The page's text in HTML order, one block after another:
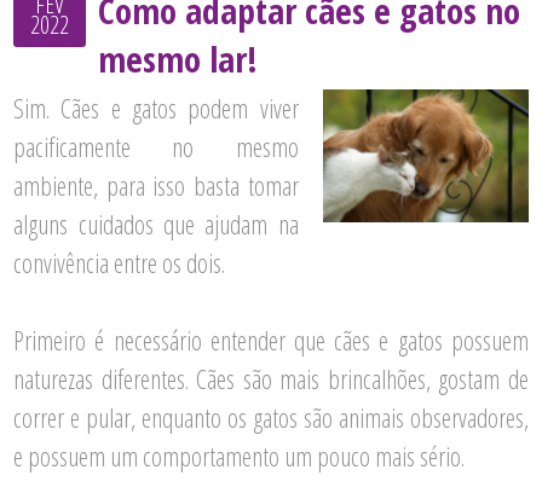
2022
Como adaptar cães e gatos no
mesmo lar!
Sim. Cães e gatos podem viver
pacificamente no mesmo
ambiente, para isso basta tomar
alguns cuidados que ajudam na
convivência entre os dois.
Primeiro é necessário entender que cães e gatos possuem
naturezas diferentes. Cães são mais brincalhões, gostam de
correr e pular, enquanto os gatos são animais observadores,
e possuem um comportamento um pouco mais sério.